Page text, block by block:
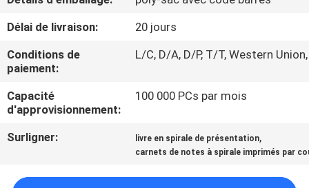
CONTACTEZ-
UNE
CITATION
PLAN
Délai de livraison:
20 jours
Conditions de
paiement:
L/C, D/A, D/P, T/T, Western Union,
Capacité
d'approvisionnement:
100 000 PCs par mois
Surligner: livre en spirale de présentation,
carnets de notes à spirale imprimés par